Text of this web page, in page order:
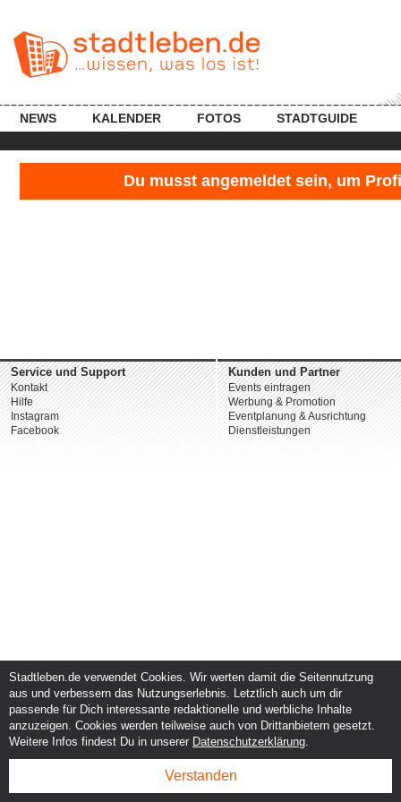
NEWS KALENDER FOTOS STADTGUIDE
Du musst angemeldet sein, um
Service und Support
Kontakt
Hilfe
Instagram
Facebook
Kunden und Partner
Events eintragen
Werbung & Promotion
Eventplanung & Ausrichtung
Dienstleistungen
Stadtleben.de verwendet Cookies. Wir werten damit die Seitennutzung
aus und verbessern das Nutzungserlebnis. Letztlich auch um dir
passende für Dich interessante redaktionelle und werbliche Inhalte
anzuzeigen. Cookies werden teilweise auch von Drittanbietern gesetzt.
Weitere Infos findest Du in unserer Datenschutzerklärung.
Verstanden